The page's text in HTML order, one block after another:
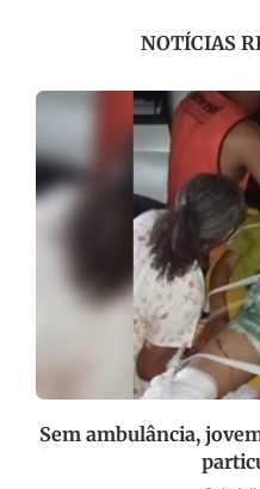
NOTÍCIAS
Sem ambulância,